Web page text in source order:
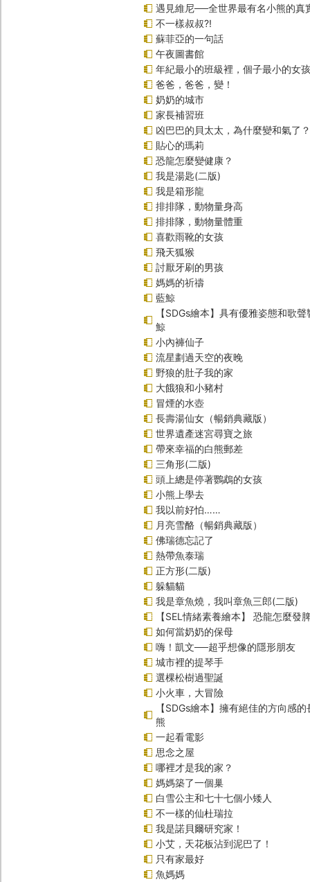
遇見維尼──全世界最有名小熊的真
不一樣叔叔?!
蘇菲亞的一句話
午夜圖書館
年紀最小的班級裡，個子最小的女
爸爸，爸爸，變！
奶奶的城市
家長補習班
凶巴巴的貝太太，為什麼變和氣了？
貼心的瑪莉
恐龍怎麼變健康？
我是湯匙(二版)
我是箱形龍
排排隊，動物量身高
排排隊，動物量體重
喜歡雨靴的女孩
飛天狐猴
討厭牙刷的男孩
媽媽的祈禱
藍鯨
【SDGs繪本】具有優雅姿態和歌
鯨
小內褲仙子
流星劃過天空的夜晚
野狼的肚子我的家
大餓狼和小豬村
冒煙的水壺
長壽湯仙女（暢銷典藏版）
世界遺產迷宮尋寶之旅
帶來幸福的白熊郵差
三角形(二版)
頭上總是停著鸚鵡的女孩
小熊上學去
我以前好怕……
月亮雪酪（暢銷典藏版）
佛瑞德忘記了
熱帶魚泰瑞
正方形(二版)
躲貓貓
我是章魚燒，我叫章魚三郎(二版)
【SEL情緒素養繪本】 恐龍怎麼發
如何當奶奶的保母
嗨！凱文──超乎想像的隱形朋友
城市裡的提琴手
選棵松樹過聖誕
小火車，大冒險
【SDGs繪本】擁有絕佳的方向感
熊
一起看電影
思念之屋
哪裡才是我的家？
媽媽築了一個巢
白雪公主和七十七個小矮人
不一樣的仙杜瑞拉
我是諾貝爾研究家！
小艾，天花板沾到泥巴了！
只有家最好
魚媽媽